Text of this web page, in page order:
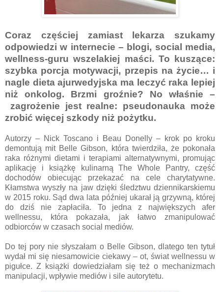
Coraz częściej zamiast lekarza szukamy
odpowiedzi w internecie – blogi, social media,
wellness-guru wszelakiej maści. To kuszące:
szybka porcja motywacji, przepis na życie… i
nagle dieta ajurwedyjska ma leczyć raka lepiej
niż onkolog. Brzmi groźnie? No właśnie –
zagrożenie jest realne: pseudonauka może
zrobić więcej szkody niż pożytku.
Autorzy – Nick Toscano i Beau Donelly – krok po kroku
demontują mit Belle Gibson, która twierdziła, że pokonała
raka różnymi dietami i terapiami alternatywnymi, promując
aplikację i książkę kulinarną The Whole Pantry, część
dochodów obiecując przekazać na cele charytatywne.
Kłamstwa wyszły na jaw dzięki śledztwu dziennikarskiemu
w 2015 roku. Sąd dwa lata później ukarał ją grzywną, której
do dziś nie zapłaciła. To jedna z największych afer
wellnessu, która pokazała, jak łatwo zmanipulować
odbiorców w czasach social mediów.
Do tej pory nie słyszałam o Belle Gibson, dlatego ten tytuł
wydał mi się niesamowicie ciekawy – ot, świat wellnessu w
pigułce. Z książki dowiedziałam się też o mechanizmach
manipulacji, wpływie mediów i sile autorytetu.